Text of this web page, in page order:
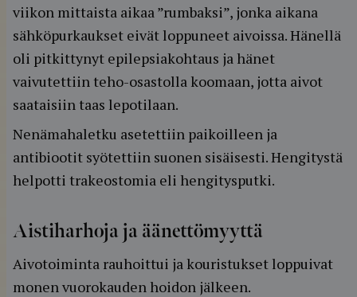
viikon mittaista aikaa ”rumbaksi”, jonka aikana
sähköpurkaukset eivät loppuneet aivoissa. Hänellä
oli pitkittynyt epilepsiakohtaus ja hänet
vaivutettiin teho-osastolla koomaan, jotta aivot
saataisiin taas lepotilaan.
Nenämahaletku asetettiin paikoilleen ja
antibiootit syötettiin suonen sisäisesti. Hengitystä
helpotti trakeostomia eli hengitysputki.
Aistiharhoja ja äänettömyyttä
Aivotoiminta rauhoittui ja kouristukset loppuivat
monen vuorokauden hoidon jälkeen.